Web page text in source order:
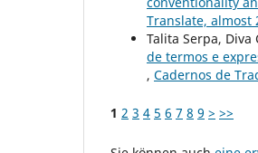
Translate, almost
Talita Serpa, Diva
de termos e
, Cadernos de
1 2 3 4 5 6 7 8 9 > >>